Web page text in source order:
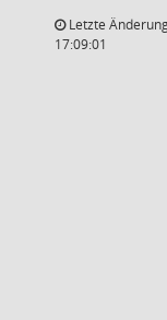
Letzte
17:09:01